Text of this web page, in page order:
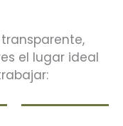
el lugar ideal